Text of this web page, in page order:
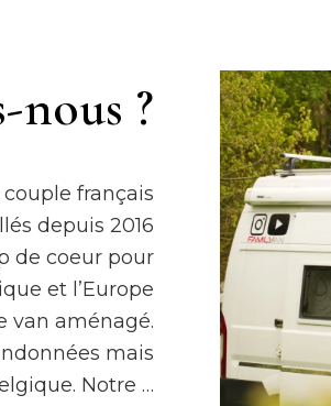
nous ?
français
depuis 2016
de coeur pour
et l’Europe
van aménagé.
mais
Notre …